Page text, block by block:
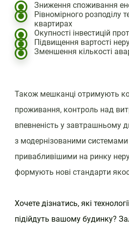
Зниження споживання
Рівномірного розподілу
квартирах
Окупності інвестицій
Підвищення вартості
Зменшення кількості
Також мешканці отримують
проживання, контроль над
впевненість у завтрашньому
з модернізованими
привабливішими на ринку
формують нові стандарти
Хочете дізнатись, які
підійдуть вашому будинку?